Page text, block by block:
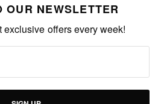
OUR NEWSLETTER
exclusive offers every week!